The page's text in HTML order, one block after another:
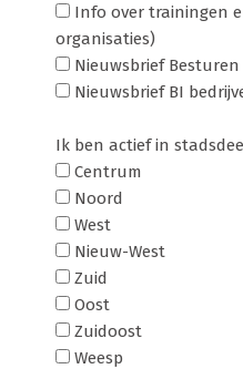
Info over trainingen
organisaties)
Nieuwsbrief Besturen
Nieuwsbrief BI
Ik ben actief in
Centrum
Noord
West
Nieuw-West
Zuid
Oost
Zuidoost
Weesp